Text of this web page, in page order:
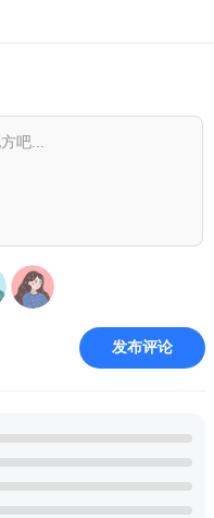
将核战争的残酷与震撼
拥有核武器的国家，发展
基地，最后以成为世界上
攻和防御策略，玩家可以
发布评论